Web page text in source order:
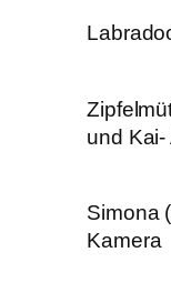
und
Simona
Kamera